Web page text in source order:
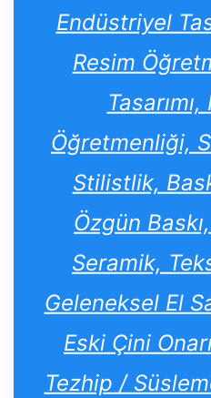
Endüstriyel
Resim
Öğretmenliği,
Stilistlik,
Özgün
Seramik,
Geleneksel El
Eski Çini
Tezhip /